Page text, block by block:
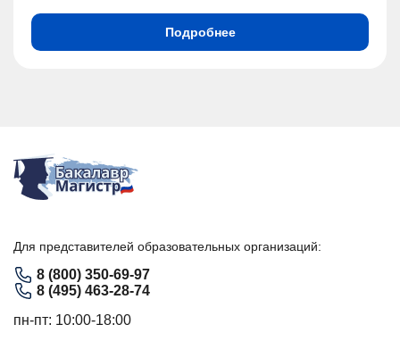
Подробнее
Для представителей образовательных организаций:
8 (800) 350-69-97
8 (495) 463-28-74
пн-пт: 10:00-18:00